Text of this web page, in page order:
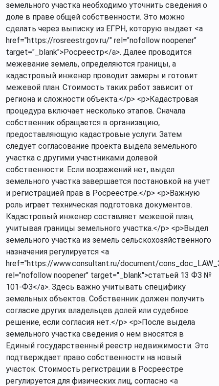
земельного участка необходимо уточнить сведения о
доле в праве общей собственности. Это можно
сделать через выписку из ЕГРН, которую выдает <a
href="https://rosreestr.gov.ru/" rel="nofollow noopener"
target="_blank">Росреестр</a>. Далее проводится
межевание земель, определяются границы, а
кадастровый инженер проводит замеры и готовит
межевой план. Стоимость таких работ зависит от
региона и сложности объекта.</p> <p>Кадастровая
процедура включает несколько этапов. Сначала
собственник обращается в организацию,
предоставляющую кадастровые услуги. Затем
следует согласование проекта выдела земельного
участка с другими участниками долевой
собственности. Если возражений нет, выдел
земельного участка завершается постановкой на учет
и регистрацией прав в Росреестре.</p> <p>Важную
роль играет техническая подготовка документов.
Кадастровый инженер составляет межевой план,
учитывая границы земельного участка.</p> <p>Выдел
земельного участка из земель сельскохозяйственного
назначения регулируется <a
href="https://www.consultant.ru/document/
rel="nofollow noopener" target="_blank">статьей 13 ФЗ №
101-ФЗ</a>. Здесь важно учитывать специфику
земельных объектов. Собственник должен получить
согласие других владельцев долей или судебное
решение, если согласия нет.</p> <p>После выдела
земельного участка сведения о нем вносятся в
Единый государственный реестр недвижимости. Это
подтверждает право собственности на новый
участок. Стоимость регистрации в Росреестре
регулируется для физических лиц, согласно <a